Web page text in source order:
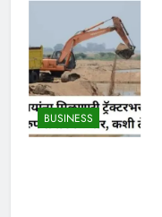
BUSINESS